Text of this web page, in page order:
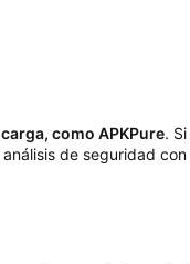
como APKPure.
de seguridad